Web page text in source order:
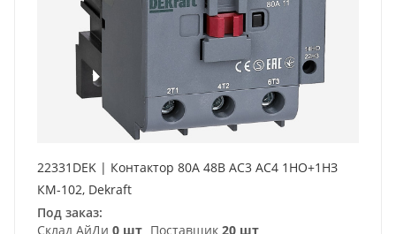
22331DEK | Контактор 80А 48В АС3 АС4 1НО+1НЗ
КМ-102, Dekraft
Под заказ:
Склад АйДи 0 шт Поставщик 20 шт